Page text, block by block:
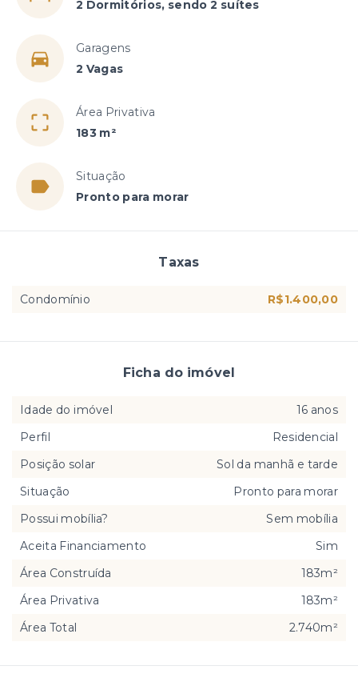
2 Dormitórios, sendo 2 suítes
Garagens
2 Vagas
Área Privativa
183 m²
Situação
Pronto para morar
Taxas
Condomínio R$1.400,00
Ficha do imóvel
Idade do imóvel
16 anos
Perfil
Residencial
Posição solar
Sol da manhã e tarde
Situação
Pronto para morar
Possui mobília?
Sem mobília
Aceita Financiamento
Sim
Área Construída
183m²
Área Privativa
183m²
Área Total
2.740m²